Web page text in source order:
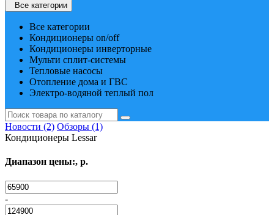
Все категории
Все категории
Кондиционеры on/off
Кондиционеры инверторные
Мульти сплит-системы
Тепловые насосы
Отопление дома и ГВС
Электро-водяной теплый пол
Новости (2) Обзоры (1)
Кондиционеры Lessar
Диапазон цены:, р.
-